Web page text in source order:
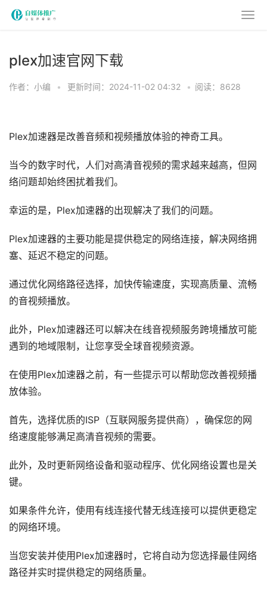
plex加速官网下载
作者：小编 • 更新时间：2024-11-02 04:32 • 阅读：8628
Plex加速器是改善音频和视频播放体验的神奇工具。
当今的数字时代，人们对​​高清音视频的需求越来越高，但网
络问题却始终困扰着我们。
幸运的是，Plex加速器的出现解决了我们的问题。
Plex加速器的主要功能是提供稳定的网络连接，解决网络拥
塞、延迟不稳定的问题。
通过优化网络路径选择，加快传输速度，实现高质量、流畅
的音视频播放。
此外，Plex加速器还可以解决在线音视频服务跨境播放可能
遇到的地域限制，让您享受全球音视频资源。
在使用Plex加速器之前，有一些提示可以帮助您改善视频播
放体验。
首先，选择优质的ISP（互联网服务提供商），确保您的网
络速度能够满足高清音视频的需要。
此外，及时更新网络设备和驱动程序、优化网络设置也是关
键。
如果条件允许，使用有线连接代替无线连接可以提供更稳定
的网络环境。
当您安装并使用Plex加速器时，它将自动为您选择最佳网络
路径并实时提供稳定的网络质量。